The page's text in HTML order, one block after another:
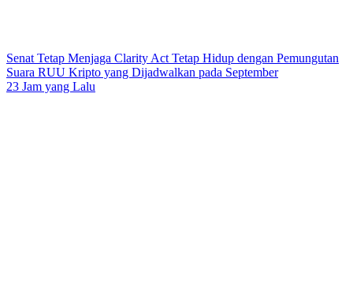
Senat Tetap Menjaga Clarity Act Tetap Hidup dengan Pemungutan
Suara RUU Kripto yang Dijadwalkan pada September
23 Jam yang Lalu